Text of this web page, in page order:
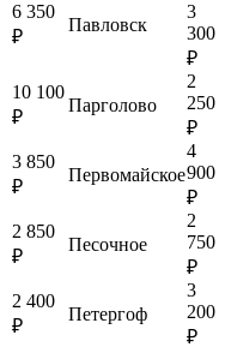
6 350
₽
Павловск
3
300
₽
10 100
₽
Парголово
2
250
₽
3 850
₽
Первомайское
4
900
₽
2 850
₽
Песочное
2
750
₽
2 400
₽
Петергоф
3
200
₽